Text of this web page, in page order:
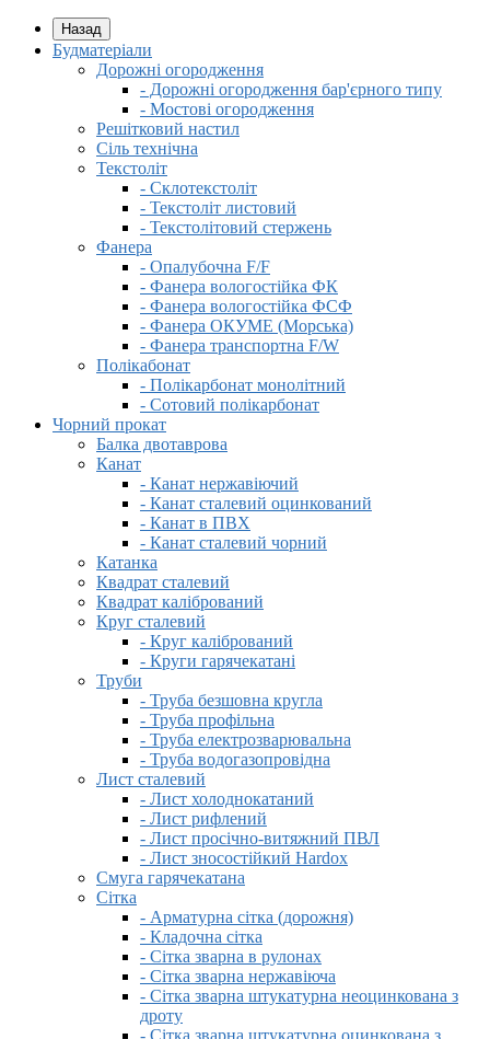
Назад
Будматеріали
Дорожні огородження
- Дорожні огородження бар'єрного типу
- Мостові огородження
Решітковий настил
Сіль технічна
Текстоліт
- Склотекстоліт
- Текстоліт листовий
- Текстолітовий стержень
Фанера
- Опалубочна F/F
- Фанера вологостійка ФК
- Фанера вологостійка ФСФ
- Фанера ОКУМЕ (Морська)
- Фанера транспортна F/W
Полікабонат
- Полікарбонат монолітний
- Сотовий полікарбонат
Чорний прокат
Балка двотаврова
Канат
- Канат нержавіючий
- Канат сталевий оцинкований
- Канат в ПВХ
- Канат сталевий чорний
Катанка
Квадрат сталевий
Квадрат калібрований
Круг сталевий
- Круг калібрований
- Круги гарячекатані
Труби
- Труба безшовна кругла
- Труба профільна
- Труба електрозварювальна
- Труба водогазопровідна
Лист сталевий
- Лист холоднокатаний
- Лист рифлений
- Лист просічно-витяжний ПВЛ
- Лист зносостійкий Hardox
Смуга гарячекатана
Сітка
- Арматурна сітка (дорожня)
- Кладочна сітка
- Сітка зварна в рулонах
- Сітка зварна нержавіюча
- Сітка зварна штукатурна неоцинкована з
дроту
- Сітка зварна штукатурна оцинкована з